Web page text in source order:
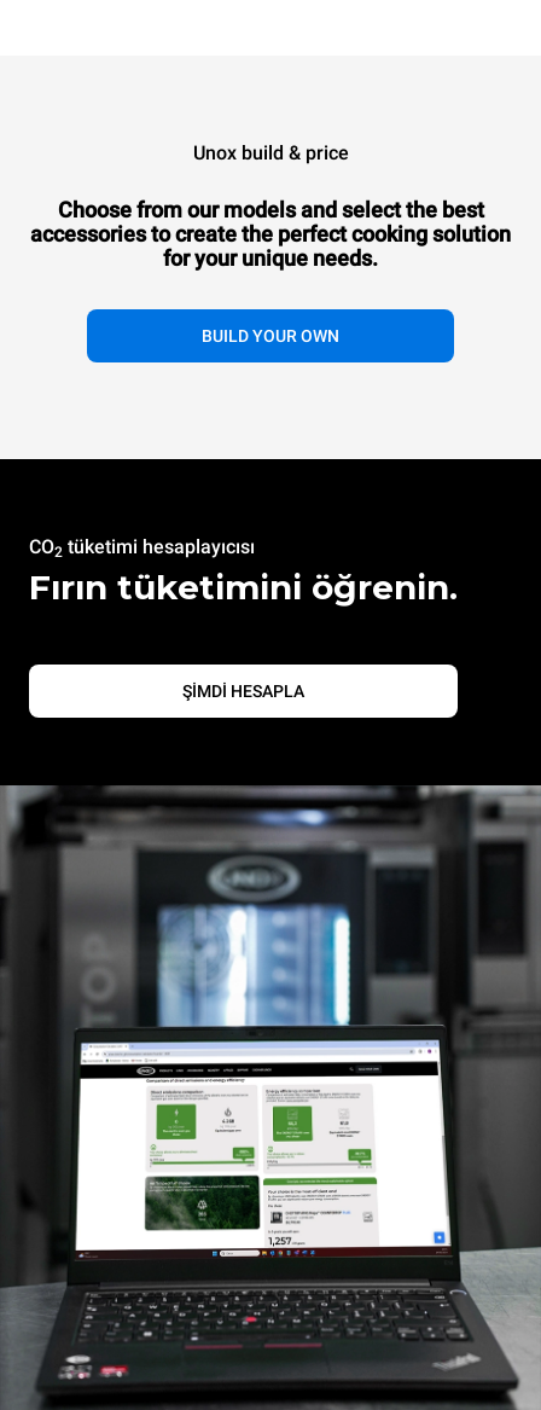
Unox build & price
Choose from our models and select the best
accessories tocreate the perfect cooking solution
for your unique needs.
BUILD YOUR OWN
CO2 tüketimi hesaplayıcısı
Fırın tüketimini öğrenin.
ŞİMDİ HESAPLA